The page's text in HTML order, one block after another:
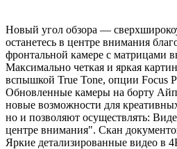
Новый угол обзора —
останетесь в центре внимания
фронтальной камере с матрицами
Максимально четкая и яркая
вспышкой True Tone, опции Focus
Обновленные камеры на борту
новые возможности для
но и позволяют осуществлять:
центре внимания". Скан
Яркие детализированные видео в